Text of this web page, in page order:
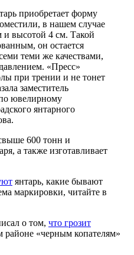
приобретает форму
в нашем случае
и высотой 4 см. Такой
он остается
теми же качествами,
«Пресс»
при трении и не тонет
заместитель
ювелирному
янтарного
600 тонн и
а также изготавливает
янтарь, какие бывают
маркировки, читайте в
о том, что грозит
районе «черным копателям»